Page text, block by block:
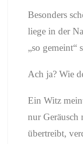
Besonders
liege in der
„so gemeint“
Ach ja? Wie
Ein Witz
nur
übertreibt,